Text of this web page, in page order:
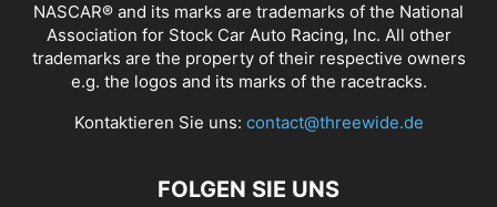
NASCAR® and its marks are trademarks of the National
Association for Stock Car Auto Racing, Inc. All other
trademarks are the property of their respective owners
e.g. the logos and its marks of the racetracks.
Kontaktieren Sie uns: contact@threewide.de
FOLGEN SIE UNS